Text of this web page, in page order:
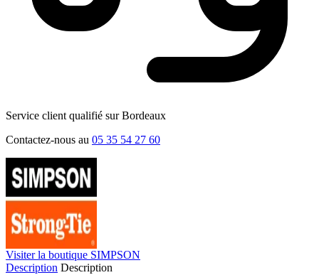
Service client qualifié sur Bordeaux
Contactez-nous au 05 35 54 27 60
Visiter la boutique SIMPSON
Description Description